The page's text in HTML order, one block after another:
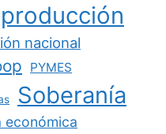
producción
nacional
PYMES
Soberanía
económica